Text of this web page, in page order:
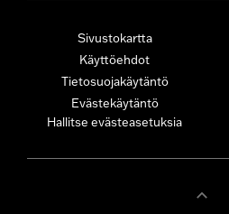
Sivustokartta
Käyttöehdot
Tietosuojakäytäntö
Evästekäytäntö
Hallitse evästeasetuksia